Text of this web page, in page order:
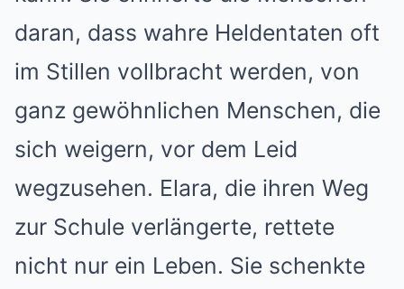
daran, dass wahre Heldentaten oft
im Stillen vollbracht werden, von
ganz gewöhnlichen Menschen, die
sich weigern, vor dem Leid
wegzusehen. Elara, die ihren Weg
zur Schule verlängerte, rettete
nicht nur ein Leben. Sie schenkte